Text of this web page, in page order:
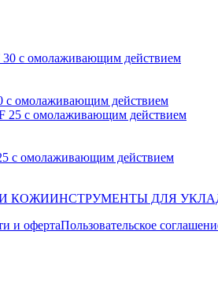
с омолаживающим действием
с омолаживающим действием
КОЖИИНСТРУМЕНТЫ ДЛЯ
и офертаПользовательское